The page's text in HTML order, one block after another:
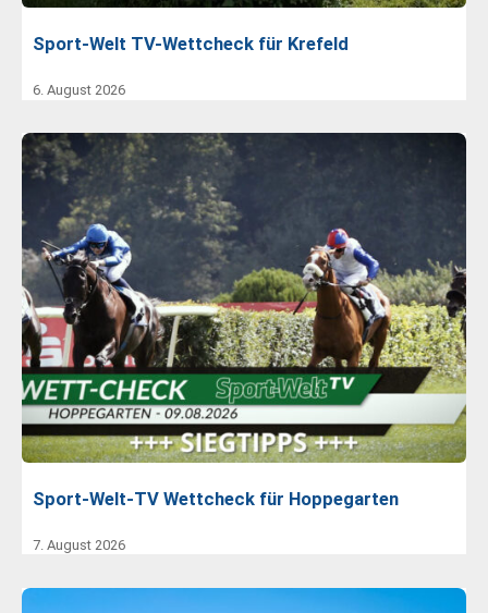
Sport-Welt TV-Wettcheck für Krefeld
6. August 2026
Sport-Welt-TV Wettcheck für Hoppegarten
7. August 2026